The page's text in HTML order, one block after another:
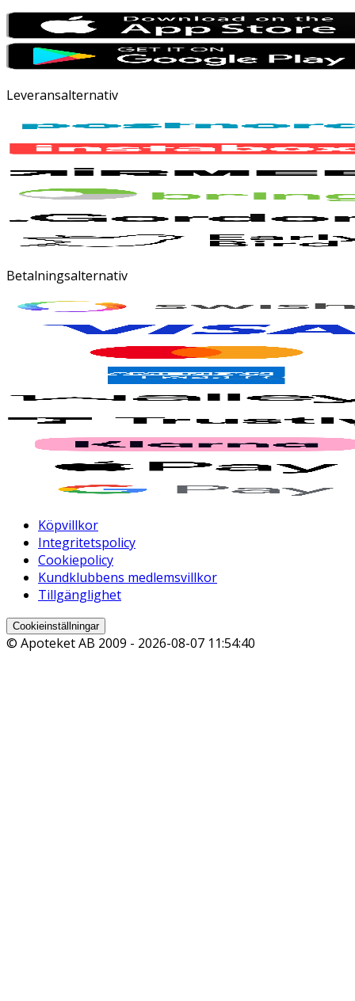
Leveransalternativ
Betalningsalternativ
Köpvillkor
Integritetspolicy
Cookiepolicy
Kundklubbens medlemsvillkor
Tillgänglighet
Cookieinställningar
© Apoteket AB 2009 - 2026-08-07 11:54:40